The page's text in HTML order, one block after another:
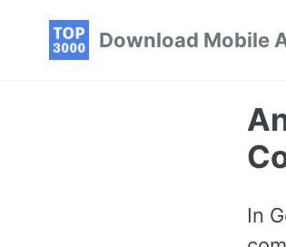
Download Mobile
In